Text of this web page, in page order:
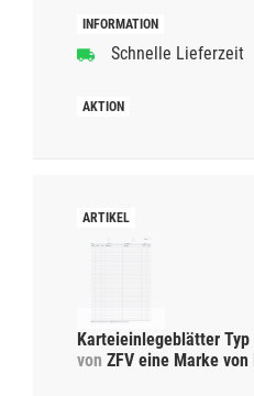
Schnelle Lieferzeit
Karteieinlegeblätter Typ
von ZFV eine Marke